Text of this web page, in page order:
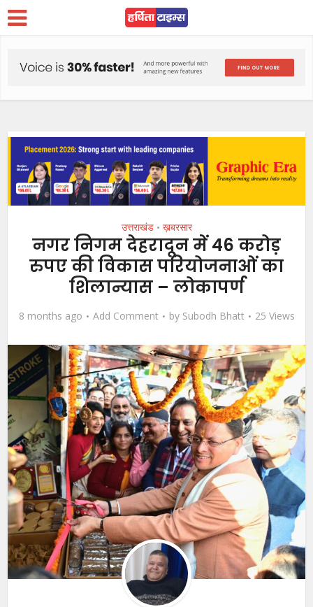
उत्तराखंड • ख़बरसार
नगर निगम देहरादून में 46 करोड़
रुपए की विकास परियोजनाओं का
शिलान्यास – लोकापर्ण
8 months ago Add Comment by Subodh Bhatt 25 Views